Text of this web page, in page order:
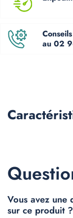
au 02
Vous avez une
sur ce produit ?